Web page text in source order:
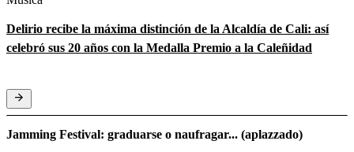
Delirio recibe la máxima distinción de la Alcaldía de Cali: así
celebró sus 20 años con la Medalla Premio a la Caleñidad
Jamming Festival: graduarse o naufragar... (aplazzado)